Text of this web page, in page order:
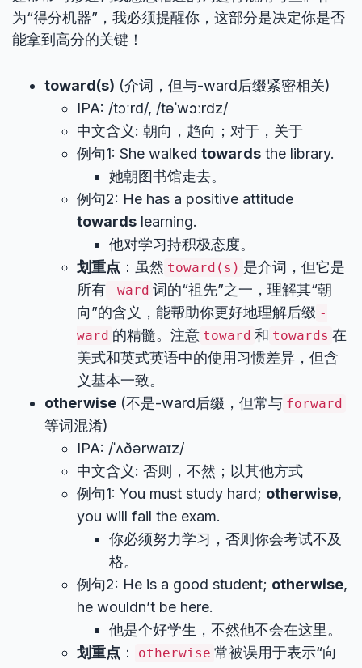
为“得分机器”，我必须提醒你，这部分是决定你是否
能拿到高分的关键！
toward(s) (介词，但与-ward后缀紧密相关)
IPA: /tɔːrd/, /təˈwɔːrdz/
中文含义: 朝向，趋向；对于，关于
例句1: She walked towards the library.
她朝图书馆走去。
例句2: He has a positive attitude
towards learning.
他对学习持积极态度。
划重点 ：虽然 toward(s) 是介词，但它是
所有 -ward 词的“祖先”之一，理解其“朝
向”的含义，能帮助你更好地理解后缀 -
ward 的精髓。注意 toward 和 towards 在
美式和英式英语中的使用习惯差异，但含
义基本一致。
otherwise (不是-ward后缀，但常与 forward
等词混淆)
IPA: /ˈʌðərwaɪz/
中文含义: 否则，不然；以其他方式
例句1: You must study hard; otherwise,
you will fail the exam.
你必须努力学习，否则你会考试不及
格。
例句2: He is a good student; otherwise,
he wouldn’t be here.
他是个好学生，不然他不会在这里。
划重点 ： otherwise 常被误用于表示“向